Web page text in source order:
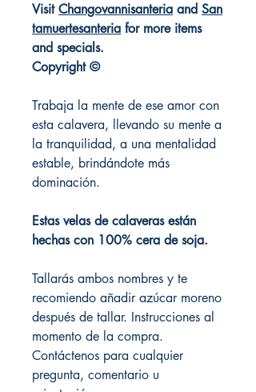
Visit Changovannisanteria and San
tamuertesanteria for more items
and specials.
Copyright ©
Trabaja la mente de ese amor con
esta calavera, llevando su mente a
la tranquilidad, a una mentalidad
estable, brindándote más
dominación.
Estas velas de calaveras están
hechas con 100% cera de soja.
Tallarás ambos nombres y te
recomiendo añadir azúcar moreno
después de tallar. Instrucciones al
momento de la compra.
Contáctenos para cualquier
pregunta, comentario u